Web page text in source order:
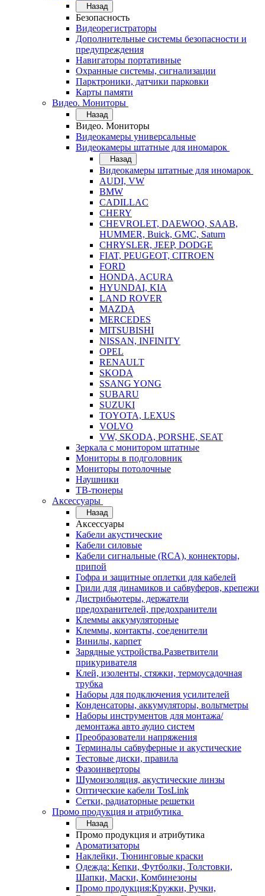
Назад
Безопасность
Видеорегистраторы
Дополнительные системы безопасности и
предупреждения
Навигаторы портативные
Охранные системы, сигнализации
Парктроники, датчики парковки
Карты памяти
Видео. Мониторы
Назад
Видео. Мониторы
Видеокамеры универсальные
Видеокамеры штатные для иномарок
Назад
Видеокамеры штатные для иномарок
AUDI, VW
BMW
CADILLAC
CHERY
CHEVROLET, DAEWOO, SAAB,
HUMMER, Buick, GMC, Saturn
CHRYSLER, JEEP, DODGE
FIAT, PEUGEOT, CITROEN
FORD
HONDA, ACURA
HYUNDAI, KIA
LAND ROVER
MAZDA
MERCEDES
MITSUBISHI
NISSAN, INFINITY
OPEL
RENAULT
SKODA
SSANG YONG
SUBARU
SUZUKI
TOYOTA, LEXUS
VOLVO
VW, SKODA, PORSHE, SEAT
Зеркала с монитором штатные
Мониторы в подголовник
Мониторы потолочные
Наушники
ТВ-тюнеры
Аксессуары
Назад
Аксессуары
Кабели акустические
Кабели силовые
Кабели сигнальные (RCA), коннекторы,
припой
Гофра и защитные оплетки для кабелей
Грили для динамиков и сабвуферов, крепежи
Дистрибьютеры, держатели
предохранителей, предохранители
Клеммы аккумуляторные
Клеммы, контакты, соеденители
Винилы, карпет
Зарядные устройства.Разветвители
прикуривателя
Клей, изоленты, стяжки, термоусадочная
трубка
Наборы для подключения усилителей
Конденсаторы, аккумуляторы, вольтметры
Наборы инструментов для монтажа/
демонтажа авто аудио систем
Преобразователи напряжения
Терминалы сабвуферные и акустические
Тестовые диски, правила
Фазоинверторы
Шумоизоляция, акустические линзы
Оптические кабели TosLink
Сетки, радиаторные решетки
Промо продукция и атрибутика
Назад
Промо продукция и атрибутика
Ароматизаторы
Наклейки, Тюнинговые краски
Одежда: Кепки, Футболки, Толстовки,
Шапки, Маски, Комбинезоны
Промо продукция:Кружки, Ручки,